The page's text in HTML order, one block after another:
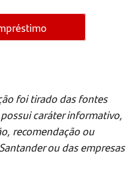
foi tirado das fontes
caráter informativo,
recomendação ou
ou das empresas